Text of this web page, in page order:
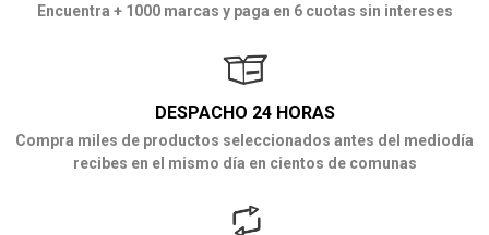
Encuentra + 1000 marcas y paga en 6 cuotas sin intereses
DESPACHO 24 HORAS
Compra miles de productos seleccionados antes del mediodía
recibes en el mismo día en cientos de comunas